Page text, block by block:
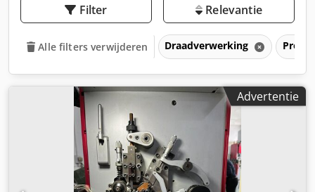
Filter Relevantie
Alle filters verwijderen Draadverwerking
Advertentie